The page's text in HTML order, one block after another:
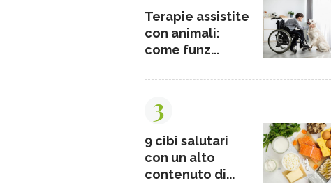
Terapie assistite
con animali:
come funz...
3
9 cibi salutari
con un alto
contenuto di...